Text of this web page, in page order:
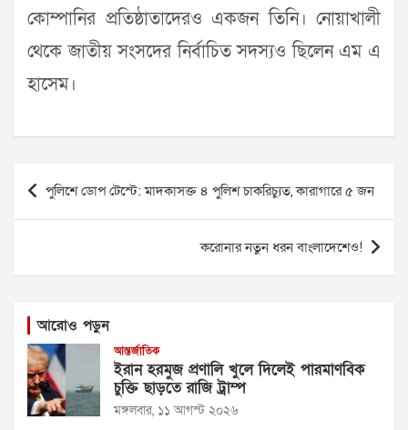
কোম্পানির প্রতিষ্ঠাতাদেরও একজন তিনি। নোয়াখালী
থেকে জাতীয় সংসদের নির্বাচিত সদস্যও ছিলেন এম এ
হাসেম।
Post
navigation
পুলিশে ডোপ টেস্টে: মাদকাসক্ত ৪ পুলিশ চাকরিচ্যুত, কারাগারে ৫ জন
করোনার নতুন ধরন বাংলাদেশেও!
আরোও পড়ুন
আন্তর্জাতিক
ইরান হরমুজ প্রণালি খুলে দিলেই পারমাণবিক
চুক্তি ছাড়তে রাজি ট্রাম্প
মঙ্গলবার, ১১ আগস্ট ২০২৬